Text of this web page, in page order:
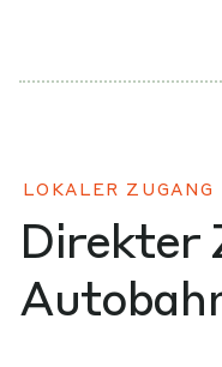
LOKALER ZUGANG
Direkter